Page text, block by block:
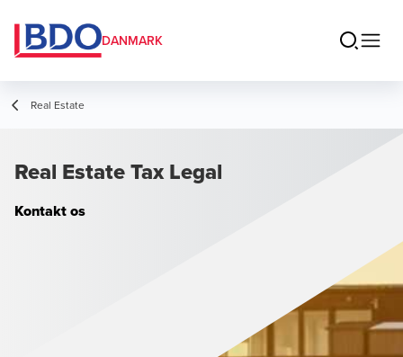
DANMARK
Real Estate
Real Estate Tax Legal
Kontakt os